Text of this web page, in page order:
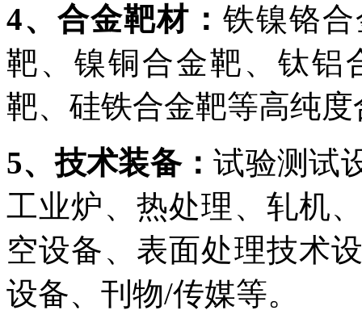
4、合金靶材：铁镍铬
靶、镍铜合金靶、钛铝
靶、硅铁合金靶等高纯
5、技术装备：试验测试
工业炉、热处理、轧机
空设备、表面处理技术
设备、刊物/传媒等。